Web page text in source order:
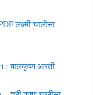
लक्ष्मी चालीसा
: बालकृष्ण आरती